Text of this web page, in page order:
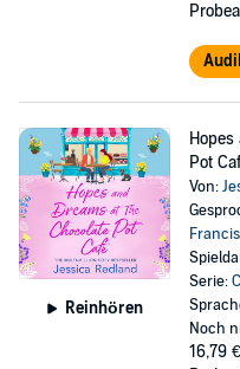
Reinhören
Pot
Von:
Francis
Serie:
Noch
16,79 €